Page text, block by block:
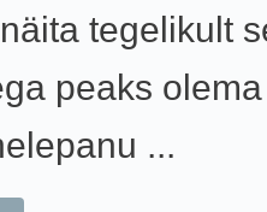
tegelikult
peaks
...